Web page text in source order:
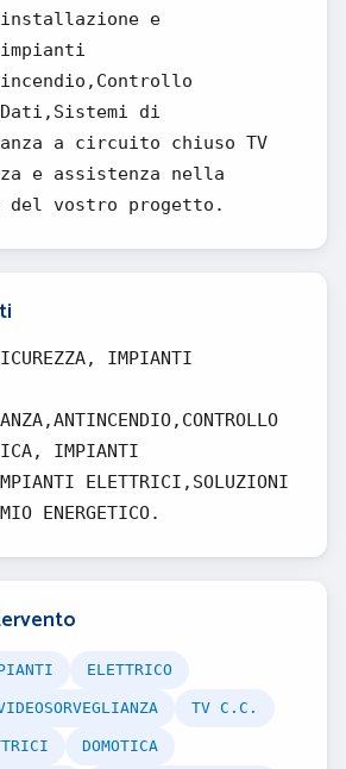
e
impianti
di
a circuito chiuso TV
e assistenza nella
del vostro progetto.
IMPIANTI
IMPIANTI
ELETTRICI,SOLUZIONI
ENERGETICO.
ELETTRICO
TV C.C.
DOMOTICA